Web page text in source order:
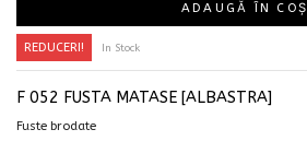
ADAUGĂ ÎN COȘ
REDUCERI! In Stock
F 052 FUSTA MATASE [ALBASTRA]
Fuste brodate